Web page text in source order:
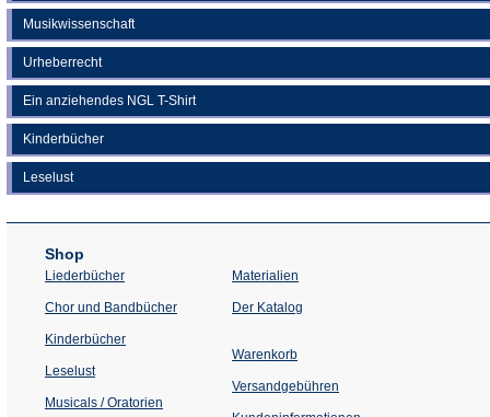
Musikwissenschaft
Urheberrecht
Ein anziehendes NGL T-Shirt
Kinderbücher
Leselust
Shop
Liederbücher
Chor und Bandbücher
Kinderbücher
Leselust
Musicals / Oratorien
Materialien
Der Katalog
Warenkorb
Versandgebühren